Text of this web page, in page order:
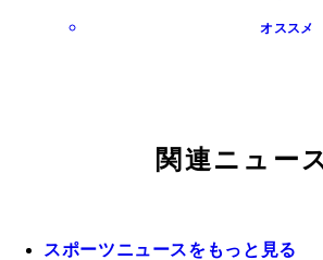
オススメ
関連ニュー
スポーツニュースをもっと見る